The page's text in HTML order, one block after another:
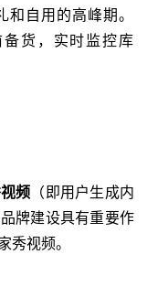
和自用的高峰期。
货，实时监控库
频 （即用户生成内
牌建设具有重要作
秀视频。